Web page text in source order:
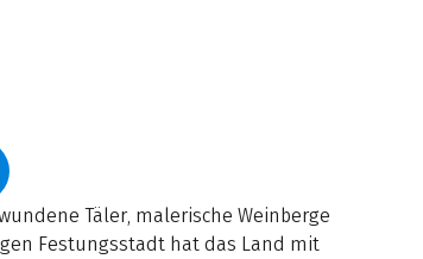
TAB) TAB)
ÖFFNET IN NEUEM TAB)
Täler, malerische Weinberge
Festungsstadt hat das Land mit